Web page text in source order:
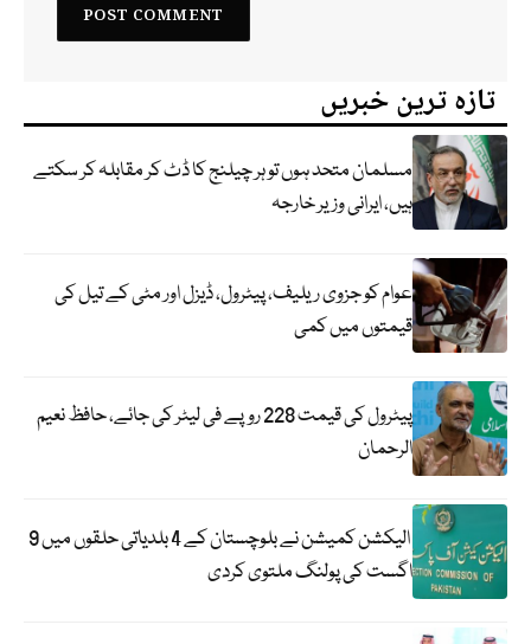
تازہ ترین خبریں
مسلمان متحد ہوں تو ہر چیلنج کا ڈٹ کر مقابلہ کر سکتے
ہیں، ایرانی وزیر خارجہ
عوام کو جزوی ریلیف، پیٹرول، ڈیزل اور مٹی کے تیل کی
قیمتوں میں کمی
پیٹرول کی قیمت 228 روپے فی لیٹر کی جائے، حافظ نعیم
الرحمان
الیکشن کمیشن نے بلوچستان کے 4 بلدیاتی حلقوں میں 9
اگست کی پولنگ ملتوی کردی